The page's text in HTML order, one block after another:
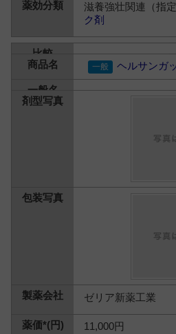
滋養強壮関連（指
ク剤
ヘルサンガ
ゼリア新薬工業
11,000円